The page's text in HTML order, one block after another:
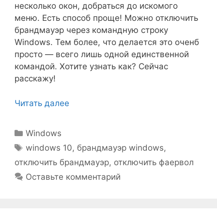
несколько окон, добраться до искомого
меню. Есть способ проще! Можно отключить
брандмауэр через командную строку
Windows. Тем более, что делается это оченб
просто — всего лишь одной единственной
командой. Хотите узнать как? Сейчас
расскажу!
Читать далее
Рубрики
Windows
Метки
windows 10, брандмауэр windows,
отключить брандмауэр, отключить фаервол
Оставьте комментарий